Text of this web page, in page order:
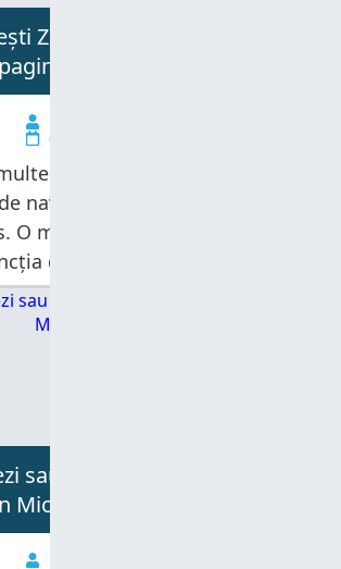
Zoom pentru a mări ori
web în Windows
04.04.2025
moduri de a optimiza
navigare pe web pe PC-ul tău
O metodă eficientă este
de zoom pentru a mări
și pictogramele de pe
pe care vrei să
sau dezactivezi Modul
Microsoft Edge